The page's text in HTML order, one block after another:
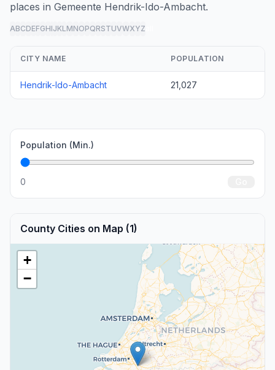
places in Gemeente Hendrik-Ido-Ambacht.
ABCDEFGHIJKLMNOPQRSTUVWXYZ
CITY NAME POPULATION
Hendrik-Ido-Ambacht 21,027
Population (Min.)
0
County Cities on Map (1)
+
−